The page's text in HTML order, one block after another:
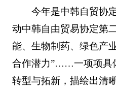
今年是中韩自贸协
动中韩自由贸易协定第
能、生物制药、绿色产
合作潜力”……一项项具
转型与拓新，描绘出清